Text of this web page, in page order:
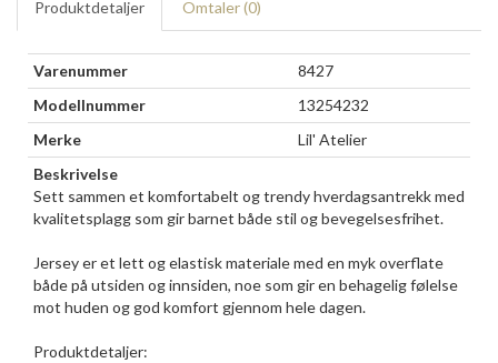
Produktdetaljer Omtaler (0)
Varenummer
8427
Modellnummer
13254232
Merke
Lil' Atelier
Beskrivelse
Sett sammen et komfortabelt og trendy hverdagsantrekk med
kvalitetsplagg som gir barnet både stil og bevegelsesfrihet.
Jersey er et lett og elastisk materiale med en myk overflate
både på utsiden og innsiden, noe som gir en behagelig følelse
mot huden og god komfort gjennom hele dagen.
Produktdetaljer: